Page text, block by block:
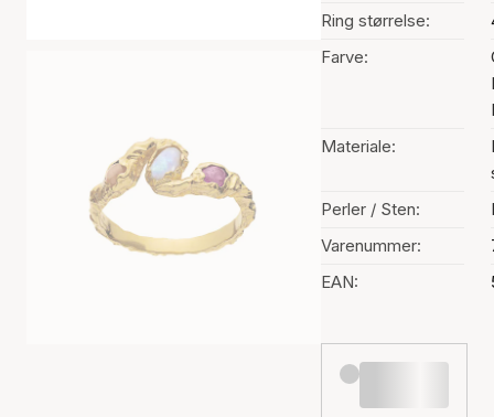
Ring størrelse:
Farve:
Materiale:
Perler / Sten:
Varenummer:
EAN: